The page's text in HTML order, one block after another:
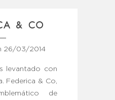
& CO
26/03/2014
levantado con
Federica & Co,
de